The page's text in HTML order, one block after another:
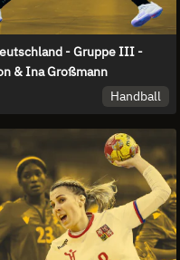
- Gruppe III -
& Ina Großmann
Handball